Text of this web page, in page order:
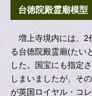
台徳院殿霊廟模型
増上寺境内には、2
る台徳院殿霊廟(たい
した。国宝にも指定
しまいましたが、そ
が英国ロイヤル・コ